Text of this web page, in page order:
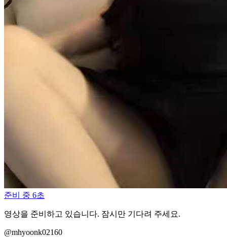
준비 중 6초
영상을 준비하고 있습니다. 잠시만 기다려 주세요.
@mhyoonk02160